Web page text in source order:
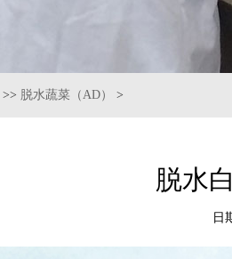
>> 脱水蔬菜（AD） >
脱水
日